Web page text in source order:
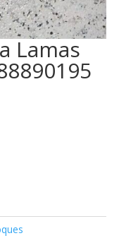
Lamas